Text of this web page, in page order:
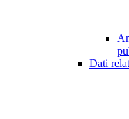
Dati